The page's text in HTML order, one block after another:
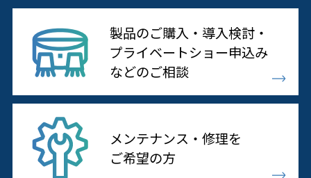
製品のご購入・導入検討・
プライベートショー申込み
などのご相談
メンテナンス・修理を
ご希望の方